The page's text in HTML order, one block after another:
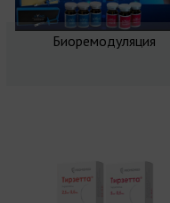
Биоремодуляция